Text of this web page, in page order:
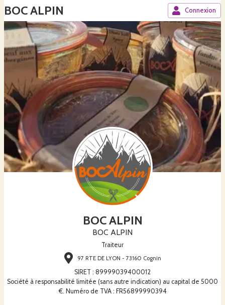
BOC ALPIN Connexion
BOC ALPIN
BOC ALPIN
Traiteur
97 RTE DE LYON - 73160 Cognin
SIRET : 89999039400012
Société à responsabilité limitée (sans autre indication) au capital de 5000
€. Numéro de TVA : FR56899990394